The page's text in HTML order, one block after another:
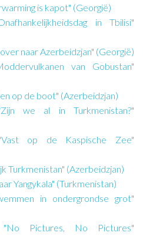
is kapot" (Georgië)
in Tbilisi"
naar Azerbeidzjan" (Georgië)
van Gobustan"
op de boot" (Azerbeidzjan)
we al in Turkmenistan?"
op de Kaspische Zee"
Turkmenistan" (Azerbeidzjan)
Yangykala" (Turkmenistan)
in ondergrondse grot"
Pictures, No Pictures"